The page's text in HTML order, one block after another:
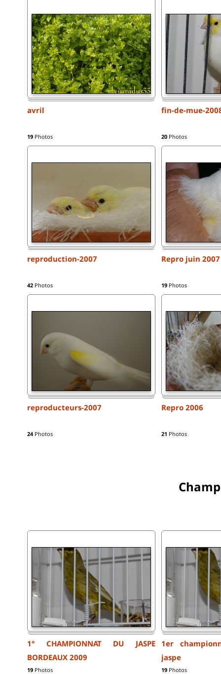
avril
19 Photos
fin-de-mue-
20 Photos
reproduction-2007
42 Photos
Repro juin 2007
19 Photos
reproducteurs-2007
24Photos
Repro 2006
21 Photos
1° CHAMPIONNAT DU JASPE
BORDEAUX 2009
19 Photos
1er
jaspe
19 Photos